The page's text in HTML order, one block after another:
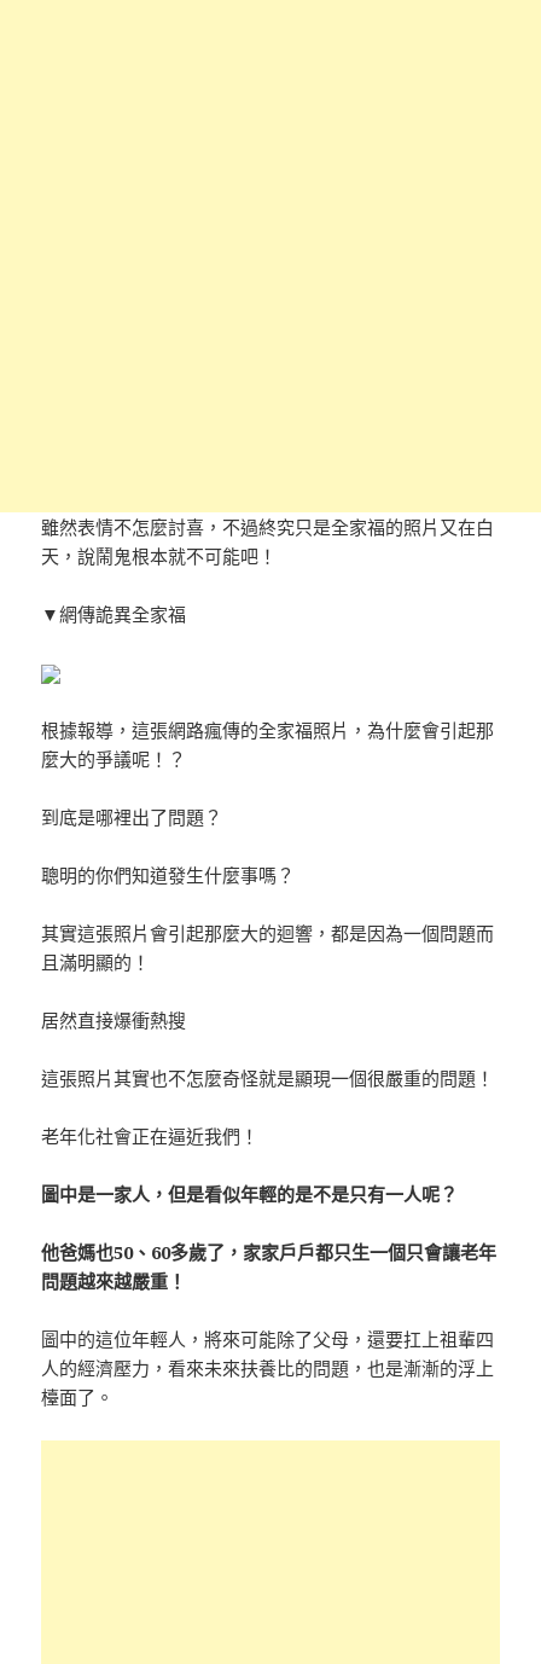
雖然表情不怎麼討喜，不過終究只是全家福的照片又在白
天，說鬧鬼根本就不可能吧！
▼網傳詭異全家福
根據報導，這張網路瘋傳的全家福照片，為什麼會引起那
麼大的爭議呢！？
到底是哪裡出了問題？
聰明的你們知道發生什麼事嗎？
其實這張照片會引起那麼大的迴響，都是因為一個問題而
且滿明顯的！
居然直接爆衝熱搜
這張照片其實也不怎麼奇怪就是顯現一個很嚴重的問題！
老年化社會正在逼近我們！
圖中是一家人，但是看似年輕的是不是只有一人呢？
他爸媽也50、60多歲了， 家家戶戶都只生一個只會讓老年
問題越來越嚴重！
圖中的這位年輕人，將來可能除了父母，還要扛上祖輩四
人的經濟壓力，看來未來扶養比的問題，也是漸漸的浮上
檯面了。